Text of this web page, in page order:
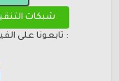
شبكات
: تابعونا على